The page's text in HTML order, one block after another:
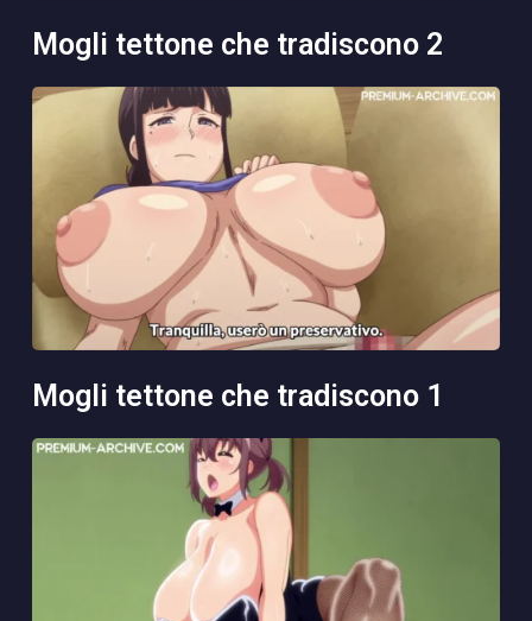
mogli tettone che tradiscono 2
mogli tettone che tradiscono 1